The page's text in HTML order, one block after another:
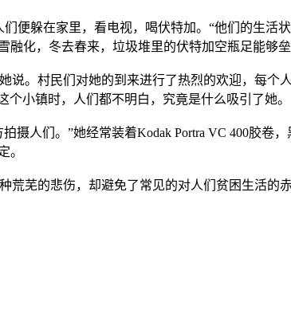
便躲在家里，看电视，喝伏特加。“他们的生活
化，冬去春来，垃圾堆里的伏特加空瓶足能够垒
说。村民们对她的到来进行了热烈的欢迎，每
小镇时，人们都不明白，究竟是什么吸引了她。
摄人们。”她经常装着Kodak Portra VC 400胶
。
荒芜的悲伤，却避免了常见的对人们贫困生活的